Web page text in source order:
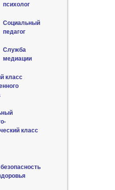
психолог
Социальный
педагог
Служба
медиации
класс
класс